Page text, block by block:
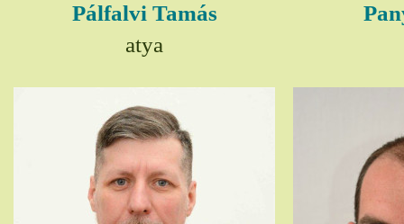
Pálfalvi Tamás
atya